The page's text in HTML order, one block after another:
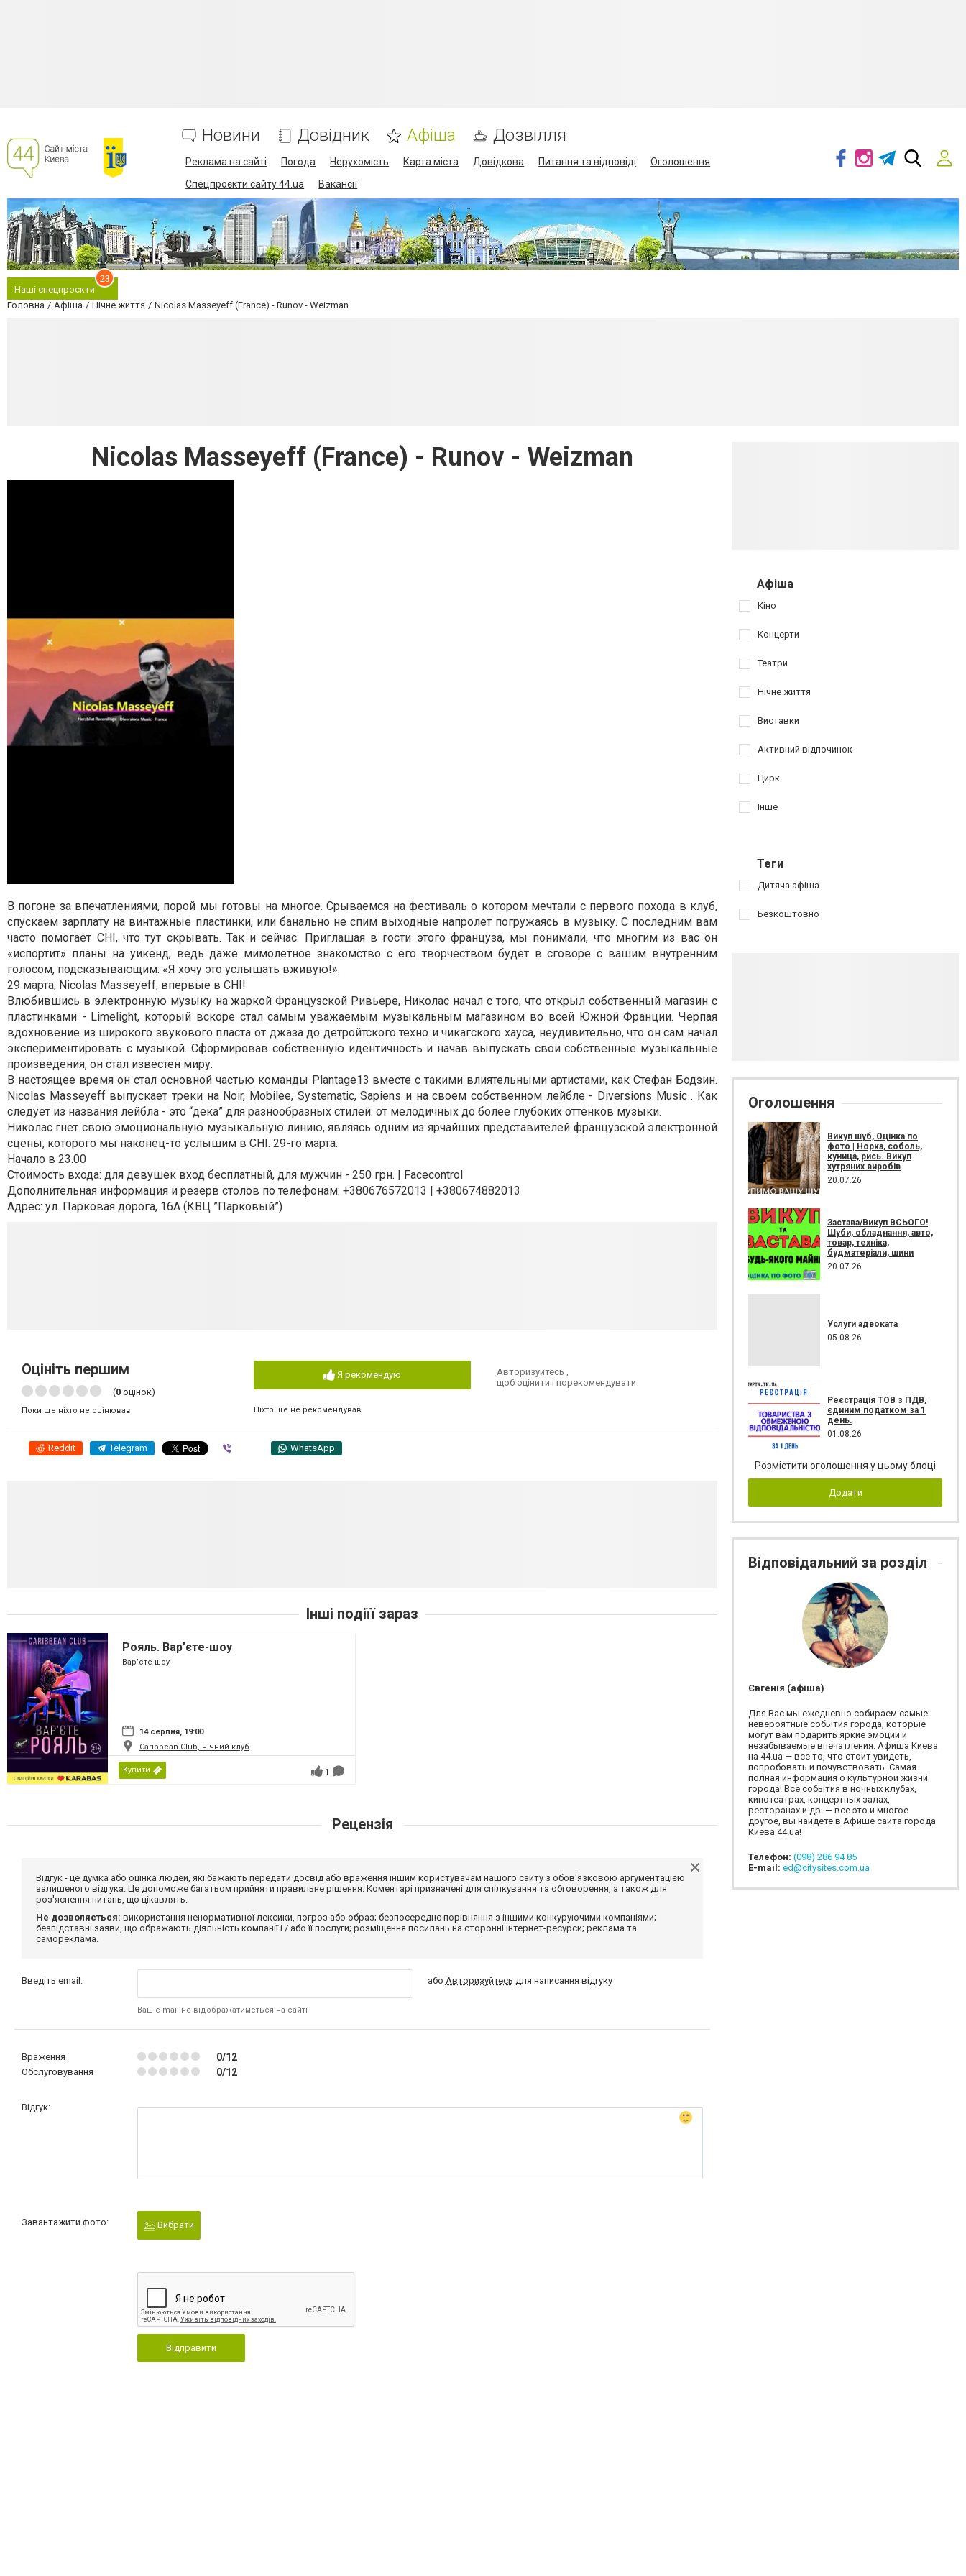
Новини Довідник Афіша Дозвілля
Реклама на сайті Погода Нерухомість Карта міста Довідкова Питання та відповіді
Оголошення
Спецпроєкти сайту 44.ua
Вакансії
Наші спецпроєкти
23
Головна Афіша Нічне життя Nicolas Masseyeff (France) - Runov - Weizman
Nicolas Masseyeff (France) - Runov - Weizman
В погоне за впечатлениями, порой мы готовы на многое. Срываемся на фестиваль о котором мечтали с первого похода в клуб,
спускаем зарплату на винтажные пластинки, или банально не спим выходные напролет погружаясь в музыку. С последним вам
часто помогает CHI, что тут скрывать. Так и сейчас. Приглашая в гости этого француза, мы понимали, что многим из вас он
«испортит» планы на уикенд, ведь даже мимолетное знакомство с его творчеством будет в сговоре с вашим внутренним
голосом, подсказывающим: «Я хочу это услышать вживую!».
29 марта, Nicolas Masseyeff, впервые в CHI!
Влюбившись в электронную музыку на жаркой Французской Ривьере, Николас начал с того, что открыл собственный магазин с
пластинками - Limelight, который вскоре стал самым уважаемым музыкальным магазином во всей Южной Франции. Черпая
вдохновение из широкого звукового пласта от джаза до детройтского техно и чикагского хауса, неудивительно, что он сам начал
экспериментировать с музыкой. Сформировав собственную идентичность и начав выпускать свои собственные музыкальные
произведения, он стал известен миру.
В настоящее время он стал основной частью команды Plantage13 вместе с такими влиятельными артистами, как Стефан Бодзин.
Nicolas Masseyeff выпускает треки на Noir, Mobilee, Systematic, Sapiens и на своем собственном лейбле - Diversions Music . Как
следует из названия лейбла - это “дека” для разнообразных стилей: от мелодичных до более глубоких оттенков музыки.
Николас гнет свою эмоциональную музыкальную линию, являясь одним из ярчайших представителей французской электронной
сцены, которого мы наконец-то услышим в CHI. 29-го марта.
Начало в 23.00
Стоимость входа: для девушек вход бесплатный, для мужчин - 250 грн. | Facecontrol
Дополнительная информация и резерв столов по телефонам: +380676572013 | +380674882013
Адрес: ул. Парковая дорога, 16А (КВЦ ”Парковый”)
Оцініть першим
(0 оцінок)
Поки ще ніхто не оцінював
Я рекомендую
Ніхто ще не рекомендував
Авторизуйтесь
щоб оцінити і порекомендувати
Reddit Telegram WhatsApp
Інші подіїї зараз
Рояль. Вар’єте-шоу
Вар’єте-шоу
14 серпня, 19:00
Caribbean Club, нічний клуб
Купити 1
Рецензія
Відгук - це думка або оцінка людей, які бажають передати досвід або враження іншим користувачам нашого сайту з обов'язковою аргументацією
залишеного відгука. Це допоможе багатьом прийняти правильне рішення. Коментарі призначені для спілкування та обговорення, а також для
роз'яснення питань, що цікавлять.
Не дозволяється: використання ненормативної лексики, погроз або образ; безпосереднє порівняння з іншими конкуруючими компаніями;
безпідставні заяви, що ображають діяльність компанії і / або її послуги; розміщення посилань на сторонні інтернет-ресурси; реклама та
самореклама.
Введіть email:
Ваш e-mail не відображатиметься на сайті
або Авторизуйтесь для написання відгуку
Враження 0/12
Обслуговування 0/12
Відгук:
Завантажити фото: Вибрати
Відправити
Афіша
Кіно
Концерти
Театри
Нічне життя
Виставки
Активний відпочинок
Цирк
Інше
Теги
Дитяча афіша
Безкоштовно
Оголошення
Викуп шуб, Оцінка по
фото | Норка, соболь,
куница, рись. Викуп
хутряних виробів
20.07.26
Застава/Викуп ВСЬОГО!
Шуби, обладнання, авто,
товар, техніка,
будматеріали, шини
20.07.26
Услуги адвоката
05.08.26
Реєстрація ТОВ з ПДВ,
єдиним податком за 1
день.
01.08.26
Розмістити оголошення у цьому блоці
Додати
Відповідальний за розділ
Євгенія (афіша)
Для Вас мы ежедневно собираем самые
невероятные события города, которые
могут вам подарить яркие эмоции и
незабываемые впечатления. Афиша Киева
на 44.ua — все то, что стоит увидеть,
попробовать и почувствовать. Самая
полная информация о культурной жизни
города! Все события в ночных клубах,
кинотеатрах, концертных залах,
ресторанах и др. — все это и многое
другое, вы найдете в Афише сайта города
Киева 44.ua!
Телефон: (098) 286 94 85
E-mail: ed@citysites.com.ua